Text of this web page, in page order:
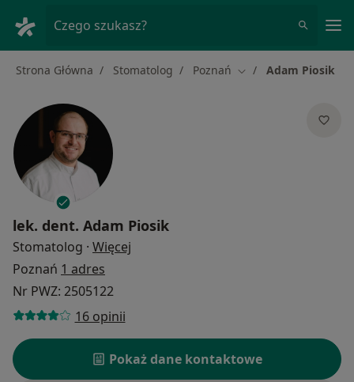
Czego szukasz?
Strona Główna Stomatolog Poznań Zmień miasto
Adam Piosik
lek. dent. Adam Piosik
Stomatolog · Więcej
Poznań 1 adres
Nr PWZ: 2505122
16 opinii
Pokaż dane kontaktowe